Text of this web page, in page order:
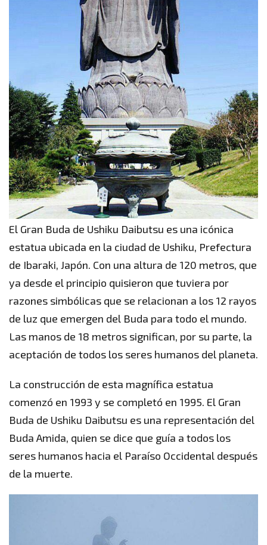
El Gran Buda de Ushiku Daibutsu es una icónica
estatua ubicada en la ciudad de Ushiku, Prefectura
de Ibaraki, Japón. Con una altura de 120 metros, que
ya desde el principio quisieron que tuviera por
razones simbólicas que se relacionan a los 12 rayos
de luz que emergen del Buda para todo el mundo.
Las manos de 18 metros significan, por su parte, la
aceptación de todos los seres humanos del planeta.
La construcción de esta magnífica estatua
comenzó en 1993 y se completó en 1995. El Gran
Buda de Ushiku Daibutsu es una representación del
Buda Amida, quien se dice que guía a todos los
seres humanos hacia el Paraíso Occidental después
de la muerte.